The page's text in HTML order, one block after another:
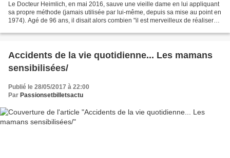
Le Docteur Heimlich, en mai 2016, sauve une vieille dame en lui appliquant
sa propre méthode (jamais utilisée par lui-même, depuis sa mise au point en
1974). Agé de 96 ans, il disait alors combien "il est merveilleux de réaliser
Accidents de la vie quotidienne... Les mamans
sensibilisées/
Publié le 28/05/2017 à 22:00
Par Passionsetbilletsactu